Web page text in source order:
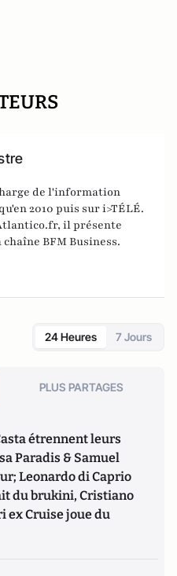
de l'information
2010 puis sur i>TÉLÉ.
il présente
BFM Business.
24 Heures 7 Jours
PLUS PARTAGES
étrennent leurs
Paradis & Samuel
Leonardo di Caprio
du brukini, Cristiano
ex Cruise joue du